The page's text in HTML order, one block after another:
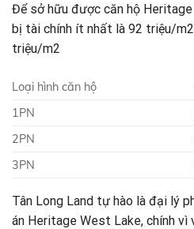
Để sở hữu được căn hộ
bị tài chính ít nhất là 92 triệu/
triệu/m2
Loại hình căn hộ
1PN
2PN
3PN
Tân Long Land tự hào là đại lý
án Heritage West Lake, chính